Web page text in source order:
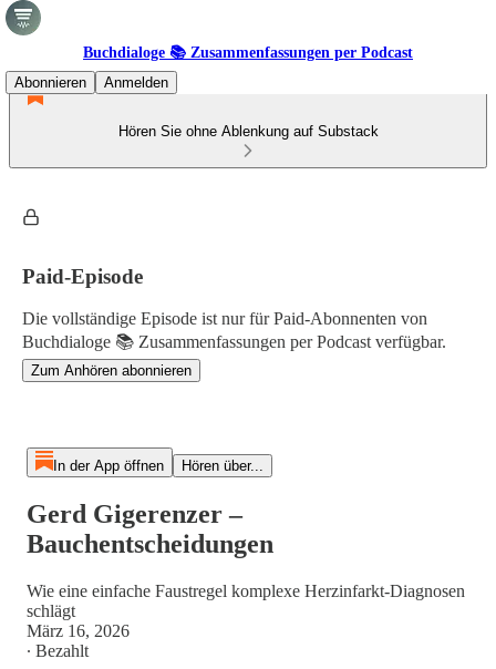
Buchdialoge 📚 Zusammenfassungen per Podcast
Abonnieren
Anmelden
Hören Sie ohne Ablenkung auf Substack
Paid-Episode
Die vollständige Episode ist nur für Paid-Abonnenten von
Buchdialoge 📚 Zusammenfassungen per Podcast verfügbar.
Zum Anhören abonnieren
In der App öffnen Hören über...
Gerd Gigerenzer –
Bauchentscheidungen
Wie eine einfache Faustregel komplexe Herzinfarkt-Diagnosen
schlägt
März 16, 2026
∙ Bezahlt